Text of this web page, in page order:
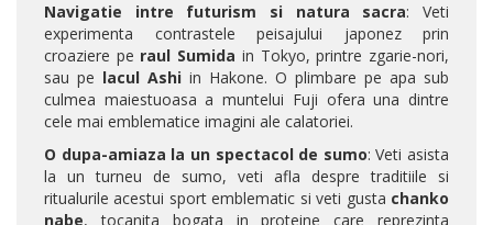
Navigatie intre futurism si natura sacra: Veti
experimenta contrastele peisajului japonez prin
croaziere pe raul Sumida in Tokyo, printre zgarie-nori,
sau pe lacul Ashi in Hakone. O plimbare pe apa sub
culmea maiestuoasa a muntelui Fuji ofera una dintre
cele mai emblematice imagini ale calatoriei.
O dupa-amiaza la un spectacol de sumo: Veti asista
la un turneu de sumo, veti afla despre traditiile si
ritualurile acestui sport emblematic si veti gusta chanko
nabe, tocanita bogata in proteine care reprezinta